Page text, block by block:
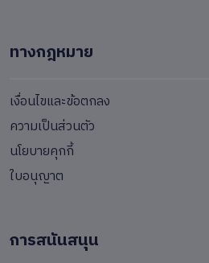
ทางกฎหมาย
เงื่อนไขและข้อตกลง
ความเป็นส่วนตัว
นโยบายคุกกี้
ใบอนุญาต
การสนันสนุน